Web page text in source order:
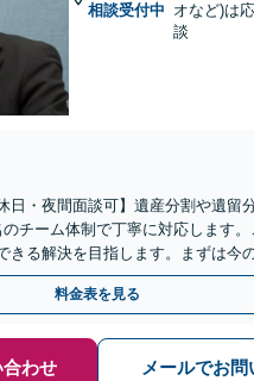
相談受付中 オなど)は
談
日・夜間面談可】遺産分割や遺留
チーム体制で丁寧に対応します
きる解決を目指します。まずは今
・WEB相談可】
料金表を見る
わせ メールでお